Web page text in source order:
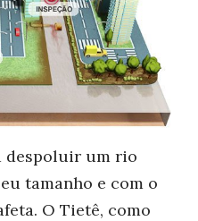
despoluir um rio
tamanho e com o
O Tietê, como